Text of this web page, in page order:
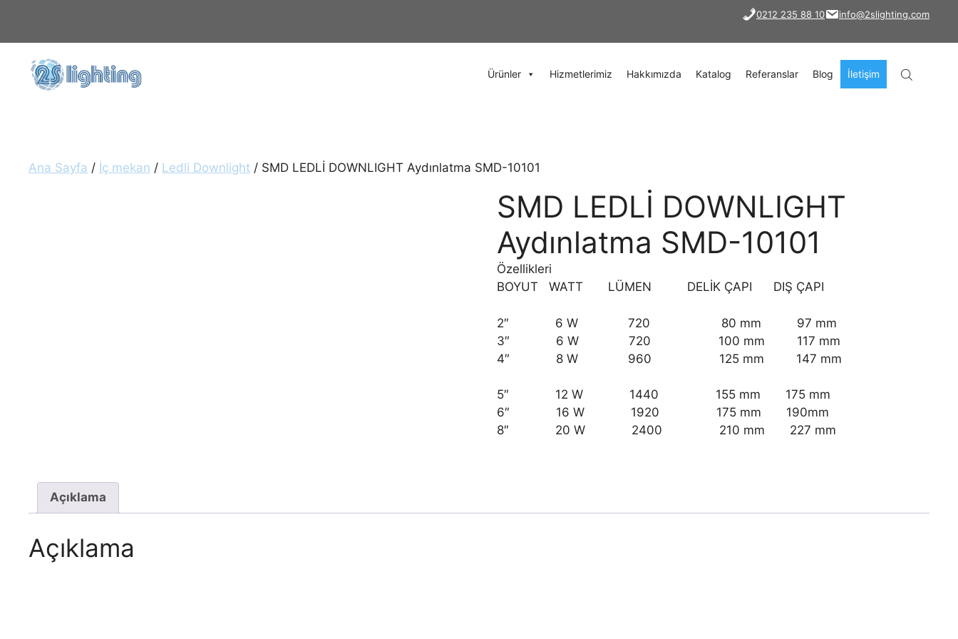
info@2slighting.com
0212 235 88 10
Ürünler Hizmetlerimiz Hakkımızda Katalog Referanslar Blog İletişim
Ana Sayfa / İç mekan / Ledli Downlight / SMD LEDLİ DOWNLIGHT Aydınlatma SMD-10101
SMD LEDLİ DOWNLIGHT
Aydınlatma SMD-10101
Özellikleri
BOYUT WATT LÜMEN DELİK ÇAPI DIŞ ÇAPI
2″ 6 W 720 80 mm 97 mm
3″ 6 W 720 100 mm 117 mm
4″ 8 W 960 125 mm 147 mm
5″ 12 W 1440 155 mm 175 mm
6″ 16 W 1920 175 mm 190mm
8″ 20 W 2400 210 mm 227 mm
Açıklama
Açıklama